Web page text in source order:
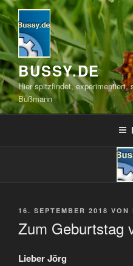
Zum
Inhalt
springen
BUSSY.DE
Hier spitzfindet, experimentiert,
Bußmann
VERÖFFENTLICHT
16. SEPTEMBER 2018 VON
Zum Geburtstag
Lieber Jörg